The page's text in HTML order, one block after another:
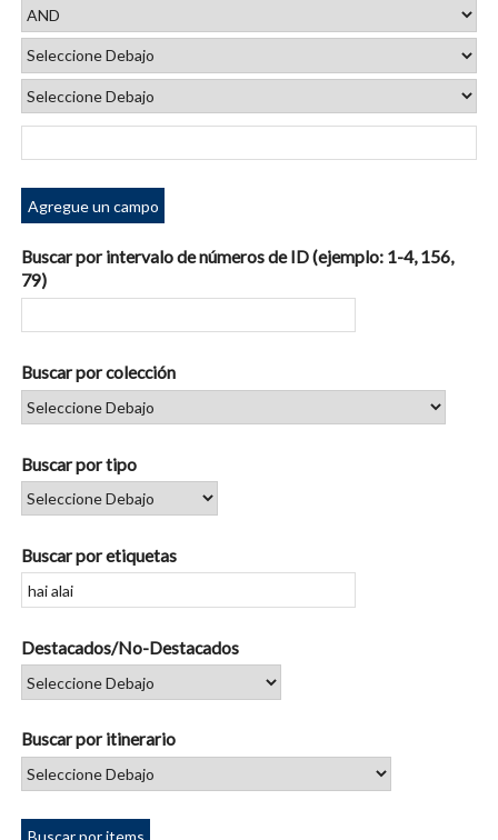
Agregue un campo
Buscar por intervalo de números de ID (ejemplo: 1-4, 156,
79)
Buscar por colección
Buscar por tipo
Buscar por etiquetas
Destacados/No-Destacados
Buscar por itinerario